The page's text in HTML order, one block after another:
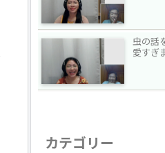
虫の話
愛すぎ
カテゴリー